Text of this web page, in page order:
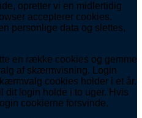
opretter vi en midlertidig
accepterer cookies.
personlige data og slettes,
en række cookies og gemme
af skærmvisning. Login
cookies holder i et år.
dit login holde i to uger. Hvis
cookierne forsvinde.